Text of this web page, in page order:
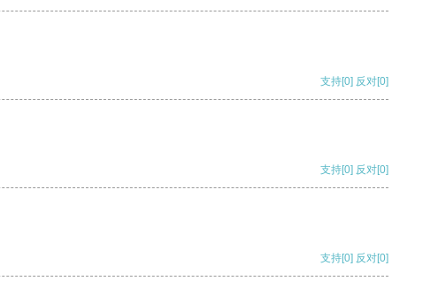
支持[0] 反对[0]
支持[0] 反对[0]
支持[0] 反对[0]